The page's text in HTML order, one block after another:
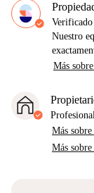
Nuestro
Más
Más
Más